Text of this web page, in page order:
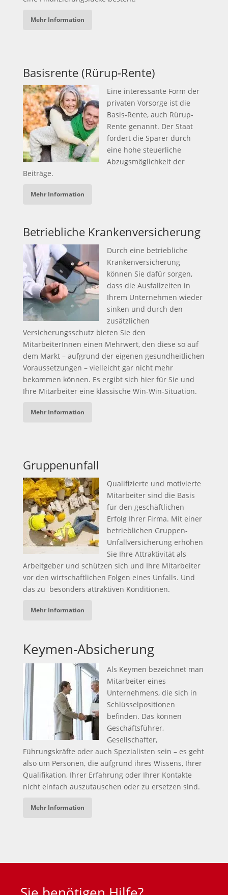
Mehr Information
Basisrente (Rürup-Rente)
Eine interessante Form der
privaten Vorsorge ist die
Basis-Rente, auch Rürup-
Rente genannt. Der Staat
fördert die Sparer durch
eine hohe steuerliche
Abzugsmöglichkeit der
Beiträge.
Mehr Information
Betriebliche Krankenversicherung
Durch eine betriebliche
Krankenversicherung
können Sie dafür sorgen,
dass die Ausfallzeiten in
Ihrem Unternehmen wieder
sinken und durch den
zusätzlichen
Versicherungsschutz bieten Sie den
MitarbeiterInnen einen Mehrwert, den diese so auf
dem Markt – aufgrund der eigenen gesundheitlichen
Voraussetzungen – vielleicht gar nicht mehr
bekommen können. Es ergibt sich hier für Sie und
Ihre Mitarbeiter eine klassische Win-Win-Situation.
Mehr Information
Gruppenunfall
Qualifizierte und motivierte
Mitarbeiter sind die Basis
für den geschäftlichen
Erfolg Ihrer Firma. Mit einer
betrieblichen Gruppen-
Unfallversicherung erhöhen
Sie Ihre Attraktivität als
Arbeitgeber und schützen sich und Ihre Mitarbeiter
vor den wirtschaftlichen Folgen eines Unfalls. Und
das zu besonders attraktiven Konditionen.
Mehr Information
Keymen-Absicherung
Als Keymen bezeichnet man
Mitarbeiter eines
Unternehmens, die sich in
Schlüsselpositionen
befinden. Das können
Geschäftsführer,
Gesellschafter,
Führungskräfte oder auch Spezialisten sein – es geht
also um Personen, die aufgrund ihres Wissens, Ihrer
Qualifikation, Ihrer Erfahrung oder Ihrer Kontakte
nicht einfach auszutauschen oder zu ersetzen sind.
Mehr Information